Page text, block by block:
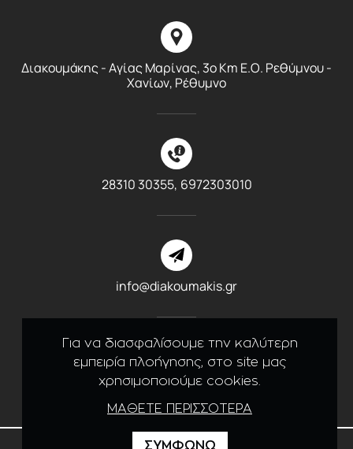
Για να διασφαλίσουμε την καλύτερη
εμπειρία πλοήγησης, στο site μας
χρησιμοποιούμε cookies.
ΜΑΘΕΤΕ ΠΕΡΙΣΣΟΤΕΡΑ
ΣΥΜΦΩΝΩ
Διακουμάκης - Αγίας Μαρίνας, 3ο Km E.O. Ρεθύμνου -
Χανίων, Ρέθυμνο
28310 30355, 6972303010
info@diakoumakis.gr
Like us on Facebook